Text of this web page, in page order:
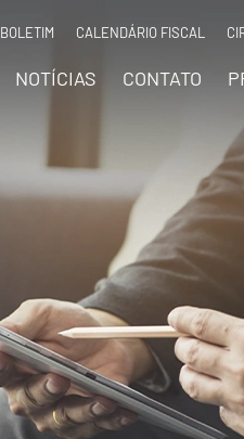
BOLETIM CALENDÁRIO FISCAL
NOTÍCIAS CONTATO